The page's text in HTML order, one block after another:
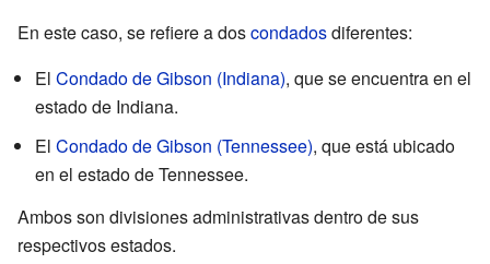
En este caso, se refiere a doscondadosdiferentes:
El Condado de Gibson (Indiana), que se encuentra en el
estado de Indiana.
El Condado de Gibson (Tennessee), que está ubicado
en el estado de Tennessee.
Ambos son divisiones administrativas dentro de sus
respectivos estados.